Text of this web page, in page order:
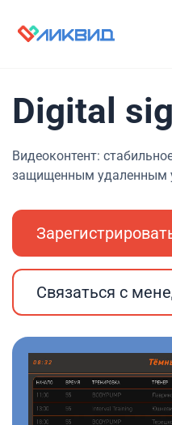
Digital
Видеоконтент:
защищенным удаленным
Связаться с